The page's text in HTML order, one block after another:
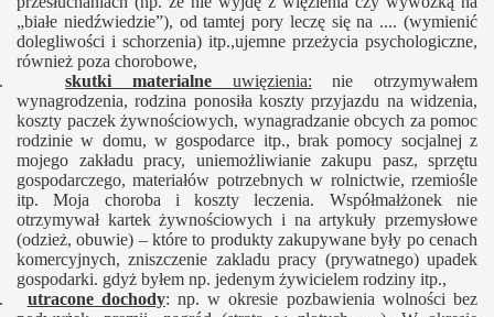
„białe niedźwiedzie”), od tamtej pory leczę się na .... (wymienić
dolegliwości i schorzenia) itp.,ujemne przeżycia psychologiczne,
również poza chorobowe,
skutki materialne uwięzienia: nie otrzymywałem
wynagrodzenia, rodzina ponosiła koszty przyjazdu na widzenia,
koszty paczek żywnościowych, wynagradzanie obcych za pomoc
rodzinie w domu, w gospodarce itp., brak pomocy socjalnej z
mojego zakładu pracy, uniemożliwianie zakupu pasz, sprzętu
gospodarczego, materiałów potrzebnych w rolnictwie, rzemiośle
itp. Moja choroba i koszty leczenia. Współmałżonek nie
otrzymywał kartek żywnościowych i na artykuły przemysłowe
(odzież, obuwie) – które to produkty zakupywane były po cenach
komercyjnych, zniszczenie zakladu pracy (prywatnego) upadek
gospodarki. gdyż byłem np. jedenym żywicielem rodziny itp.,
utracone dochody: np. w okresie pozbawienia wolności bez